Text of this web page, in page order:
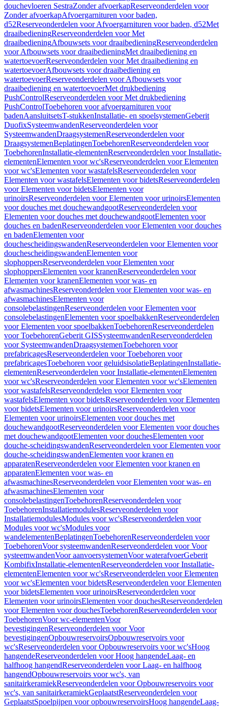
douchevloeren SestraZonder afvoerkapReserveonderdelen voor
Zonder afvoerkapAfvoergarnituren voor baden,
d52Reserveonderdelen voor Afvoergarnituren voor baden, d52Met
draaibedieningReserveonderdelen voor Met
draaibedieningAfbouwsets voor draaibedieningReserveonderdelen
voor Afbouwsets voor draaibedieningMet draaibediening en
watertoevoerReserveonderdelen voor Met draaibediening en
watertoevoerAfbouwsets voor draaibediening en
watertoevoerReserveonderdelen voor Afbouwsets voor
draaibediening en watertoevoerMet drukbediening
PushControlReserveonderdelen voor Met drukbediening
PushControlToebehoren voor afvoergarnituren voor
badenAansluitsetsT-stukkenInstallatie- en spoelsystemenGeberit
DuofixSysteemwandenReserveonderdelen voor
SysteemwandenDraagsystemenReserveonderdelen voor
DraagsystemenBeplatingenToebehorenReserveonderdelen voor
ToebehorenInstallatie-elementenReserveonderdelen voor Installatie-
elementenElementen voor wc'sReserveonderdelen voor Elementen
voor wc'sElementen voor wastafelsReserveonderdelen voor
Elementen voor wastafelsElementen voor bidetsReserveonderdelen
voor Elementen voor bidetsElementen voor
urinoirsReserveonderdelen voor Elementen voor urinoirsElementen
voor douches met douchewandgootReserveonderdelen voor
Elementen voor douches met douchewandgootElementen voor
douches en badenReserveonderdelen voor Elementen voor douches
en badenElementen voor
douchescheidingswandenReserveonderdelen voor Elementen voor
douchescheidingswandenElementen voor
slophoppersReserveonderdelen voor Elementen voor
slophoppersElementen voor kranenReserveonderdelen voor
Elementen voor kranenElementen voor was- en
afwasmachinesReserveonderdelen voor Elementen voor was- en
afwasmachinesElementen voor
consolebelastingenReserveonderdelen voor Elementen voor
consolebelastingenElementen voor spoelbakkenReserveonderdelen
voor Elementen voor spoelbakkenToebehorenReserveonderdelen
voor ToebehorenGeberit GISSysteemwandenReserveonderdelen
voor SysteemwandenDraagsystemenToebehoren voor
prefabricagesReserveonderdelen voor Toebehoren voor
prefabricagesToebehoren voor geluidsisolatieBeplatingenInstallatie-
elementenReserveonderdelen voor Installatie-elementenElementen
voor wc'sReserveonderdelen voor Elementen voor wc'sElementen
voor wastafelsReserveonderdelen voor Elementen voor
wastafelsElementen voor bidetsReserveonderdelen voor Elementen
voor bidetsElementen voor urinoirsReserveonderdelen voor
Elementen voor urinoirsElementen voor douches met
douchewandgootReserveonderdelen voor Elementen voor douches
met douchewandgootElementen voor douchesElementen voor
douche-scheidingswandenReserveonderdelen voor Elementen voor
douche-scheidingswandenElementen voor kranen en
apparatenReserveonderdelen voor Elementen voor kranen en
apparatenElementen voor was- en
afwasmachinesReserveonderdelen voor Elementen voor was- en
afwasmachinesElementen voor
consolebelastingenToebehorenReserveonderdelen voor
ToebehorenInstallatiemodulesReserveonderdelen voor
InstallatiemodulesModules voor wc'sReserveonderdelen voor
Modules voor wc'sModules voor
wandelementenBeplatingenToebehorenReserveonderdelen voor
ToebehorenVoor systeemwandenReserveonderdelen voor Voor
systeemwandenVoor aanvoersystemenVoor waterafvoerGeberit
KombifixInstallatie-elementenReserveonderdelen voor Installatie-
elementenElementen voor wc'sReserveonderdelen voor Elementen
voor wc'sElementen voor bidetsReserveonderdelen voor Elementen
voor bidetsElementen voor urinoirsReserveonderdelen voor
Elementen voor urinoirsElementen voor douchesReserveonderdelen
voor Elementen voor douchesToebehorenReserveonderdelen voor
ToebehorenVoor wc-elementenVoor
bevestigingenReserveonderdelen voor Voor
bevestigingenOpbouwreservoirsOpbouwreservoirs voor
wc'sReserveonderdelen voor Opbouwreservoirs voor wc'sHoog
hangendeReserveonderdelen voor Hoog hangendeLaag- en
halfhoog hangendReserveonderdelen voor Laag- en halfhoog
hangendOpbouwreservoirs voor wc's, van
sanitairkeramiekReserveonderdelen voor Opbouwreservoirs voor
wc's, van sanitairkeramiekGeplaatstReserveonderdelen voor
GeplaatstSpoelpijpen voor opbouwreservoirsHoog hangendeLaag-